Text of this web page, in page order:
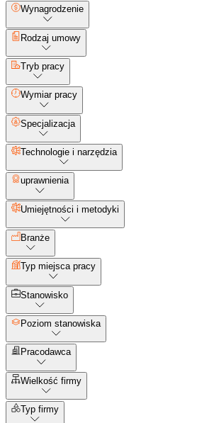
Wynagrodzenie
Rodzaj umowy
Tryb pracy
Wymiar pracy
Specjalizacja
Technologie i narzędzia
uprawnienia
Umiejętności i metodyki
Branże
Typ miejsca pracy
Stanowisko
Poziom stanowiska
Pracodawca
Wielkość firmy
Typ firmy